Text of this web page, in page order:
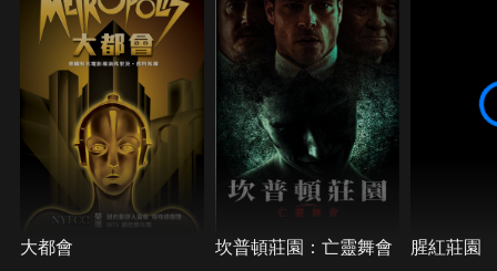
大都會 坎普頓莊園：亡靈舞會 腥紅莊園